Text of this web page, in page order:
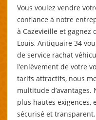
Vous voulez vendre
confiance à notre
à Cazevieille et gagnez
Louis, Antiquaire 34
de service rachat
l’enlèvement de votre
tarifs attractifs, nous
multitude
plus hautes exigences,
sécurisé et